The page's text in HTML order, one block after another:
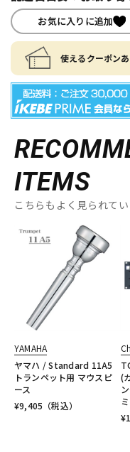
お気に入りに追加
使えるクーポン
ITEMS
こちらもよく見られて
YAMAHA
ヤマハ / Standard 11A5
トランペット用 マウスピ
ース
¥9,405 （税込）
(
¥